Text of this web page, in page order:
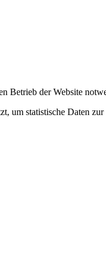
Betrieb der Website
um statistische Daten